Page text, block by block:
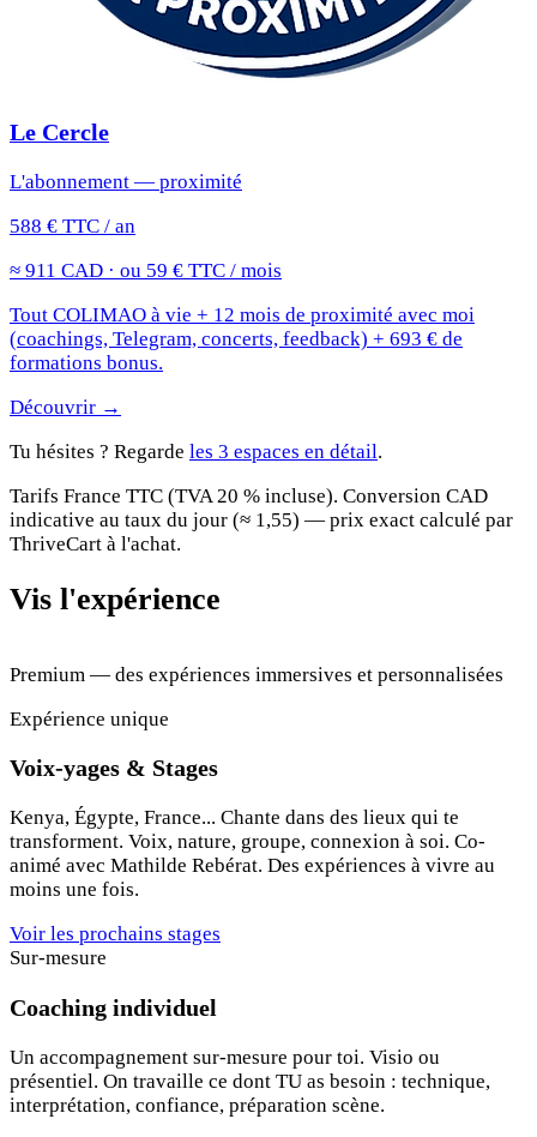
Le Cercle
L'abonnement — proximité
588 € TTC / an
≈ 911 CAD · ou 59 € TTC / mois
Tout COLIMAO à vie + 12 mois de proximité avec moi
(coachings, Telegram, concerts, feedback) + 693 € de
formations bonus.
Découvrir →
Tu hésites ? Regarde les 3 espaces en détail.
Tarifs France TTC (TVA 20 % incluse). Conversion CAD
indicative au taux du jour (≈ 1,55) — prix exact calculé par
ThriveCart à l'achat.
Vis l'expérience
Premium — des expériences immersives et personnalisées
Expérience unique
Voix-yages & Stages
Kenya, Égypte, France... Chante dans des lieux qui te
transforment. Voix, nature, groupe, connexion à soi. Co-
animé avec Mathilde Rebérat. Des expériences à vivre au
moins une fois.
Voir les prochains stages
Sur-mesure
Coaching individuel
Un accompagnement sur-mesure pour toi. Visio ou
présentiel. On travaille ce dont TU as besoin : technique,
interprétation, confiance, préparation scène.